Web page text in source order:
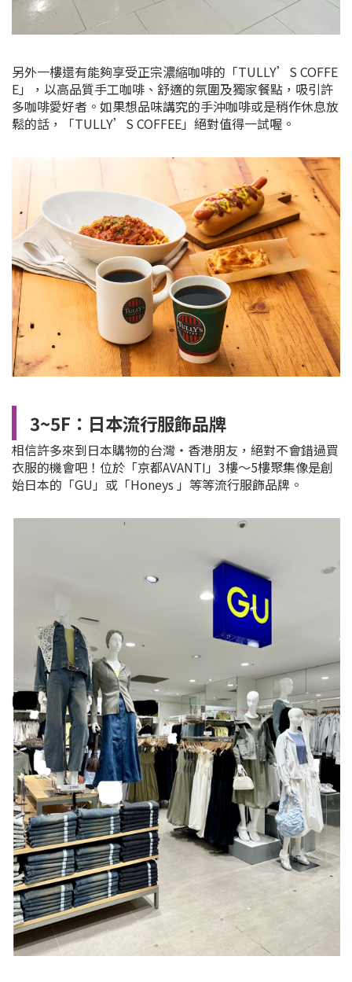
另外一樓還有能夠享受正宗濃縮咖啡的「TULLY’S COFFE
E」， 以高品質手工咖啡、舒適的氛圍及獨家餐點，吸引許
多咖啡愛好者。如果想品味講究的手沖咖啡或是稍作休息放
鬆的話，「TULLY’S COFFEE」絕對值得一試喔。
3~5F：日本流行服飾品牌
相信許多來到日本購物的台灣・香港朋友，絕對不會錯過買
衣服的機會吧！位於「京都AVANTI」3樓～5樓聚集像是創
始日本的「GU」或「Honeys 」等等流行服飾品牌。